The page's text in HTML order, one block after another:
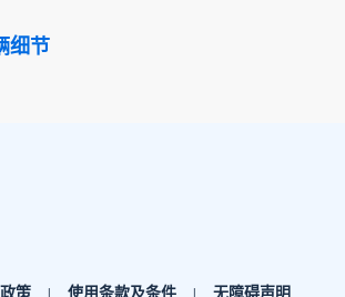
细节
策 使用条款及条件 无障碍声明